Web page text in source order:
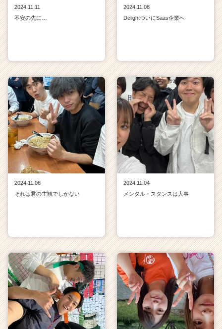
2024.11.11
不安の先に…
2024.11.08
DelightついにSaas企業へ
2024.11.06
それは君の主観でしかない
2024.11.04
メンタル・スタンスは大事